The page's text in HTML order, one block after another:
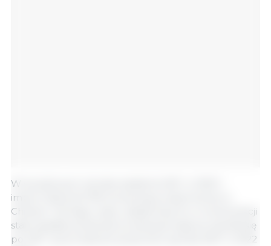
W szczytowym okresie epidemii ASF w 2020 r.
import stanowił 13% konsumpcji wieprzowiny w
Chinach. Od tego czasu udział importu w konsumpcji
stale spadał, ponieważ produkcja krajowa ożywiła się
po ASF i powróciła do poziomów sprzed ASF w 2022